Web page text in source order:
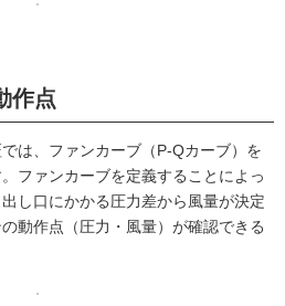
作点
は、ファンカーブ（P-Qカーブ）を
ファンカーブを定義することによっ
し口にかかる圧力差から風量が決定
動作点（圧力・風量）が確認できる